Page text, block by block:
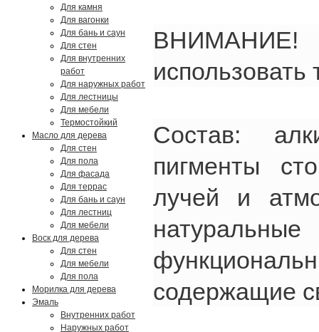
Для камня
Для вагонки
Для бань и саун
Для стен
Для внутренних
работ
Для наружных работ
Для лестницы
Для мебели
Термостойкий
Масло для дерева
Для стен
Для пола
Для фасада
Для террас
Для бань и саун
Для лестниц
Для мебели
Воск для дерева
Для стен
Для мебели
Для пола
Морилка для дерева
Эмаль
Внутренних работ
Наружных работ
ВНИМАНИЕ!
использовать
Состав:
пигменты
лучей и
содержащие